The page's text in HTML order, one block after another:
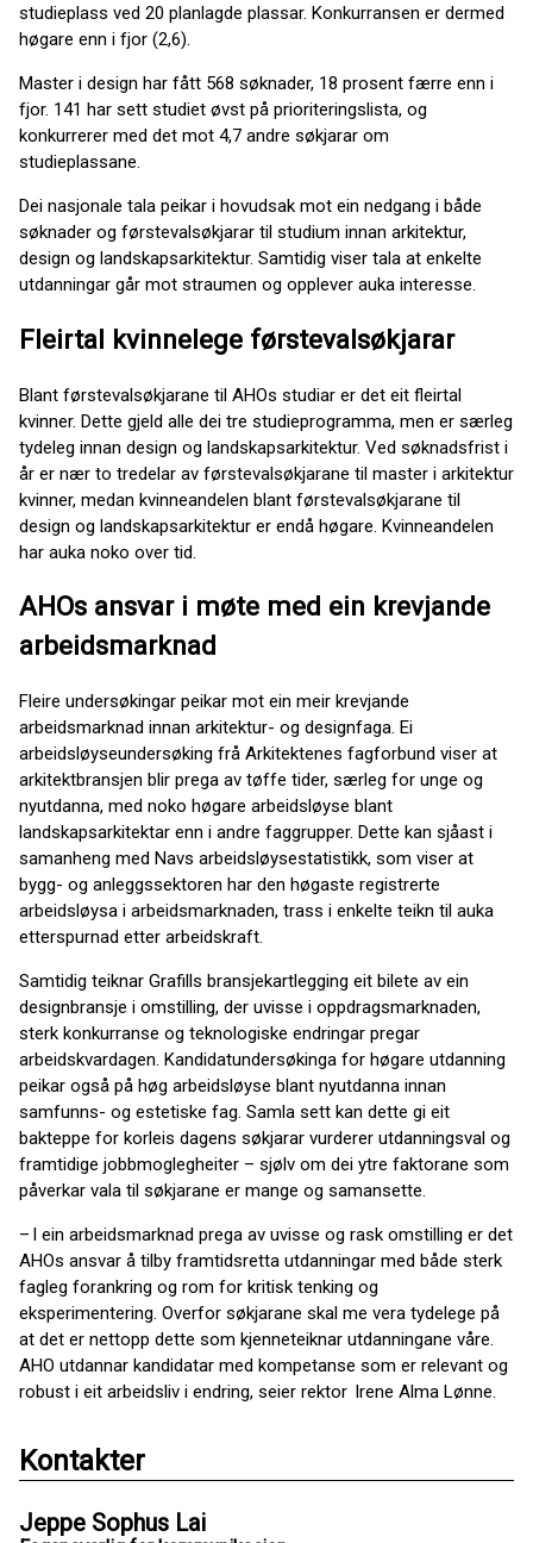
studieplass ved 20 planlagde plassar. Konkurransen er dermed
høgare enn i fjor (2,6).
Master i design har fått 568 søknader, 18 prosent færre enn i
fjor. 141 har sett studiet øvst på prioriteringslista, og
konkurrerer med det mot 4,7 andre søkjarar om
studieplassane.
Dei nasjonale tala peikar i hovudsak mot ein nedgang i både
søknader og førstevalsøkjarar til studium innan arkitektur,
design og landskapsarkitektur. Samtidig viser tala at enkelte
utdanningar går mot straumen og opplever auka interesse.
Fleirtal kvinnelege førstevalsøkjarar
Blant førstevalsøkjarane til AHOs studiar er det eit fleirtal
kvinner. Dette gjeld alle dei tre studieprogramma, men er særleg
tydeleg innan design og landskapsarkitektur. Ved søknadsfrist i
år er nær to tredelar av førstevalsøkjarane til master i arkitektur
kvinner, medan kvinneandelen blant førstevalsøkjarane til
design og landskapsarkitektur er endå høgare. Kvinneandelen
har auka noko over tid.
AHOs ansvar i møte med ein krevjande
arbeidsmarknad
Fleire undersøkingar peikar mot ein meir krevjande
arbeidsmarknad innan arkitektur- og designfaga. Ei
arbeidsløyseundersøking frå Arkitektenes fagforbund viser at
arkitektbransjen blir prega av tøffe tider, særleg for unge og
nyutdanna, med noko høgare arbeidsløyse blant
landskapsarkitektar enn i andre faggrupper. Dette kan sjåast i
samanheng med Navs arbeidsløysestatistikk, som viser at
bygg- og anleggssektoren har den høgaste registrerte
arbeidsløysa i arbeidsmarknaden, trass i enkelte teikn til auka
etterspurnad etter arbeidskraft.
Samtidig teiknar Grafills bransjekartlegging eit bilete av ein
designbransje i omstilling, der uvisse i oppdragsmarknaden,
sterk konkurranse og teknologiske endringar pregar
arbeidskvardagen. Kandidatundersøkinga for høgare utdanning
peikar også på høg arbeidsløyse blant nyutdanna innan
samfunns- og estetiske fag. Samla sett kan dette gi eit
bakteppe for korleis dagens søkjarar vurderer utdanningsval og
framtidige jobbmoglegheiter – sjølv om dei ytre faktorane som
påverkar vala til søkjarane er mange og samansette.
– I ein arbeidsmarknad prega av uvisse og rask omstilling er det
AHOs ansvar å tilby framtidsretta utdanningar med både sterk
fagleg forankring og rom for kritisk tenking og
eksperimentering. Overfor søkjarane skal me vera tydelege på
at det er nettopp dette som kjenneteiknar utdanningane våre.
AHO utdannar kandidatar med kompetanse som er relevant og
robust i eit arbeidsliv i endring, seier rektor Irene Alma Lønne.
Kontakter
Jeppe Sophus Lai